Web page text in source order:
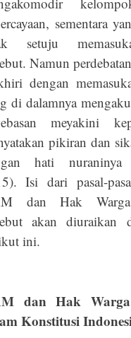
sementara
setuju
Namun
dengan
di dalamnya
meyakini
pikiran dan
hati nuraninya
Isi dari pasal-
dan Hak
akan diuraikan
ini.
dan Hak
Konstitusi